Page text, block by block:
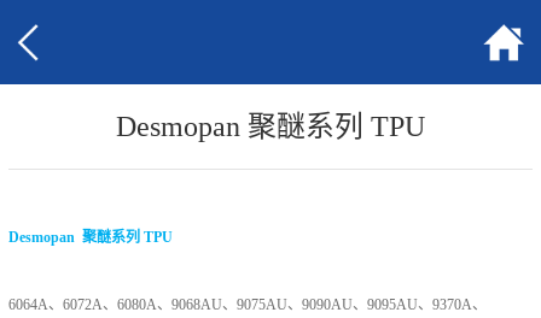
Desmopan 聚醚系列 TPU
Desmopan 聚醚系列 TPU
6064A、6072A、6080A、9068AU、9075AU、9090AU、9095AU、9370A、